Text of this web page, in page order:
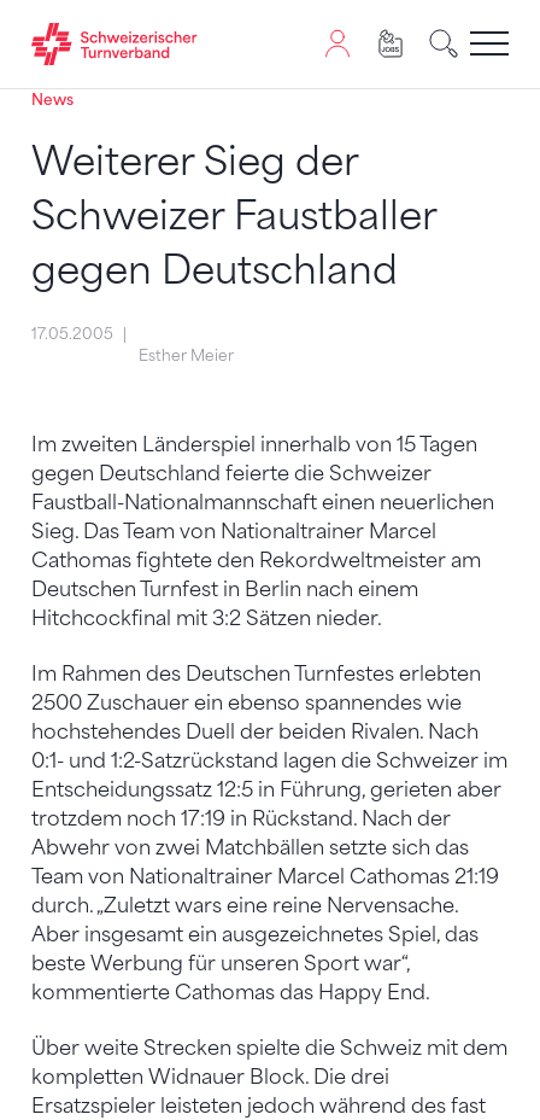
Zum Inhalt springen
Zur Sitemap navigieren
Zum Navigieren dieser Seite wird JavaScript benötigt.
News
Weiterer Sieg der
Schweizer Faustballer
gegen Deutschland
17.05.2005
Esther Meier
Im zweiten Länderspiel innerhalb von 15 Tagen
gegen Deutschland feierte die Schweizer
Faustball-Nationalmannschaft einen neuerlichen
Sieg. Das Team von Nationaltrainer Marcel
Cathomas fightete den Rekordweltmeister am
Deutschen Turnfest in Berlin nach einem
Hitchcockfinal mit 3:2 Sätzen nieder.
Im Rahmen des Deutschen Turnfestes erlebten
2500 Zuschauer ein ebenso spannendes wie
hochstehendes Duell der beiden Rivalen. Nach
0:1- und 1:2-Satzrückstand lagen die Schweizer im
Entscheidungssatz 12:5 in Führung, gerieten aber
trotzdem noch 17:19 in Rückstand. Nach der
Abwehr von zwei Matchbällen setzte sich das
Team von Nationaltrainer Marcel Cathomas 21:19
durch. „Zuletzt wars eine reine Nervensache.
Aber insgesamt ein ausgezeichnetes Spiel, das
beste Werbung für unseren Sport war“,
kommentierte Cathomas das Happy End.
Über weite Strecken spielte die Schweiz mit dem
kompletten Widnauer Block. Die drei
Ersatzspieler leisteten jedoch während des fast